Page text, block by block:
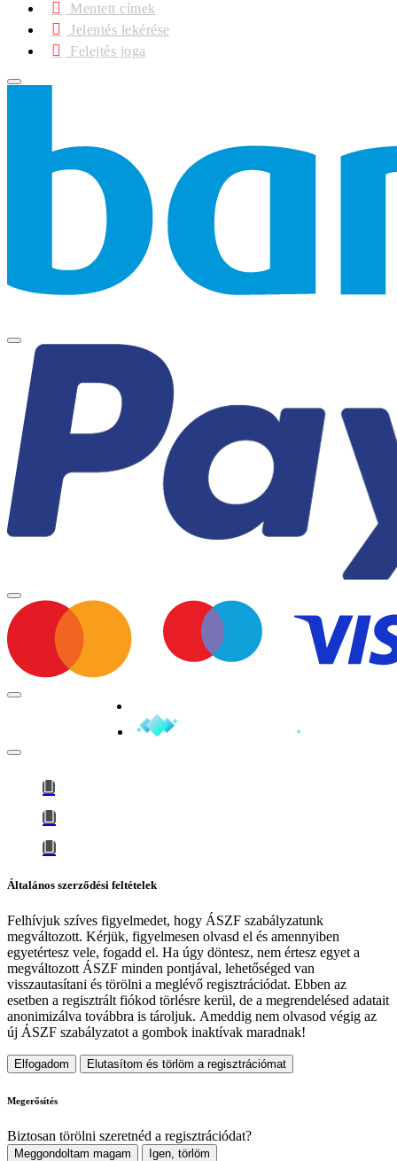
Mentett címek
Jelentés lekérése
Felejtés joga
Általános szerződési feltételek
Felhívjuk szíves figyelmedet, hogy ÁSZF szabályzatunk
megváltozott. Kérjük, figyelmesen olvasd el és amennyiben
egyetértesz vele, fogadd el. Ha úgy döntesz, nem értesz egyet a
megváltozott ÁSZF minden pontjával, lehetőséged van
visszautasítani és törölni a meglévő regisztrációdat. Ebben az
esetben a regisztrált fiókod törlésre kerül, de a megrendelésed adatait
anonimizálva továbbra is tároljuk. Ameddig nem olvasod végig az
új ÁSZF szabályzatot a gombok inaktívak maradnak!
Elfogadom Elutasítom és törlöm a regisztrációmat
Megerősítés
Biztosan törölni szeretnéd a regisztrációdat?
Meggondoltam magam Igen, törlöm